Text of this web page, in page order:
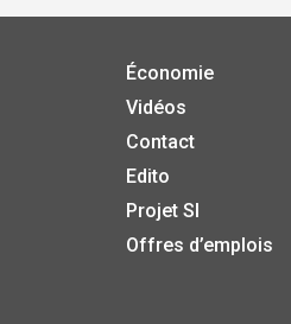
Économie
Vidéos
Contact
Edito
Projet SI
Offres d’emplois